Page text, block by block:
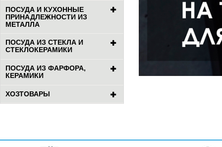
ПОСУДА И КУХОННЫЕ
ПРИНАДЛЕЖНОСТИ ИЗ
МЕТАЛЛА
ПОСУДА ИЗ СТЕКЛА И
СТЕКЛОКЕРАМИКИ
ПОСУДА ИЗ ФАРФОРА,
КЕРАМИКИ
ХОЗТОВАРЫ